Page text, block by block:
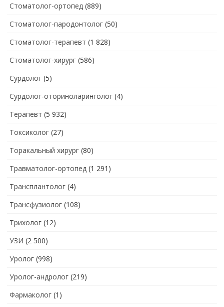
Стоматолог-ортопед (889)
Стоматолог-пародонтолог (50)
Стоматолог-терапевт (1 828)
Стоматолог-хирург (586)
Сурдолог (5)
Сурдолог-оториноларинголог (4)
Терапевт (5 932)
Токсиколог (27)
Торакальный хирург (80)
Травматолог-ортопед (1 291)
Трансплантолог (4)
Трансфузиолог (108)
Трихолог (12)
УЗИ (2 500)
Уролог (998)
Уролог-андролог (219)
Фармаколог (1)